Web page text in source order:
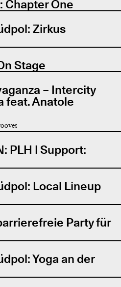
Chapter One
Zirkus
Stage
– Intercity
feat. Anatole
PLH | Support:
Local Lineup
Party für
Yoga an der